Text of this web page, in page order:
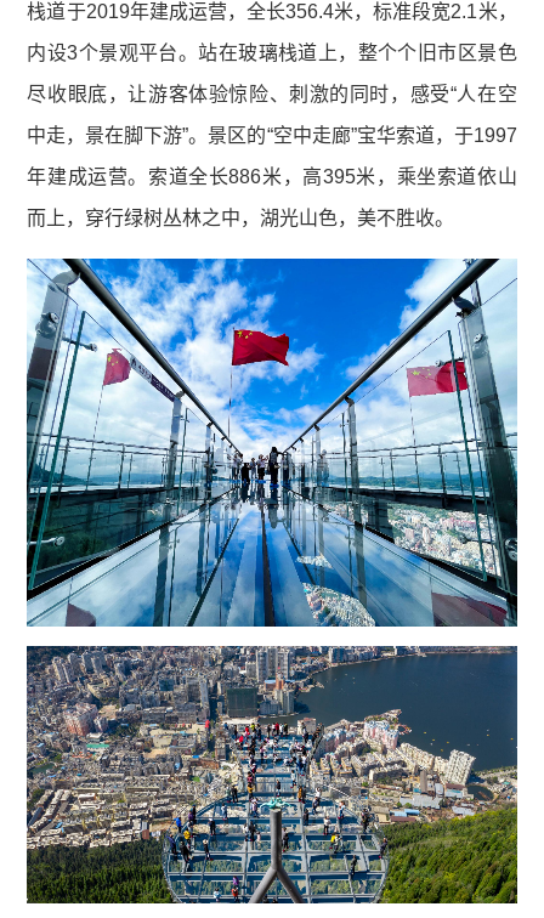
栈道于2019年建成运营，全长356.4米，标准段宽2.1米，
内设3个景观平台。站在玻璃栈道上，整个个旧市区景色
尽收眼底，让游客体验惊险、刺激的同时，感受“人在空
中走，景在脚下游”。景区的“空中走廊”宝华索道，于1997
年建成运营。索道全长886米，高395米，乘坐索道依山
而上，穿行绿树丛林之中，湖光山色，美不胜收。